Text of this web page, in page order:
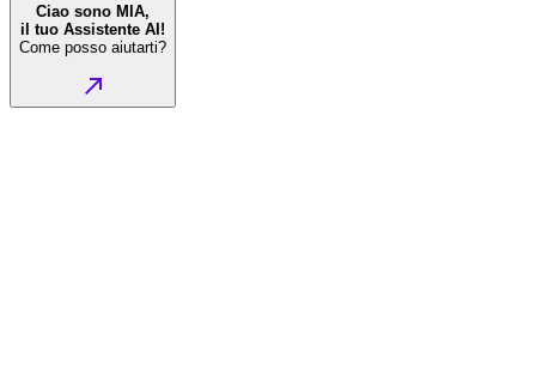
Ciao sono MIA,
il tuo Assistente AI!
Come posso aiutarti?